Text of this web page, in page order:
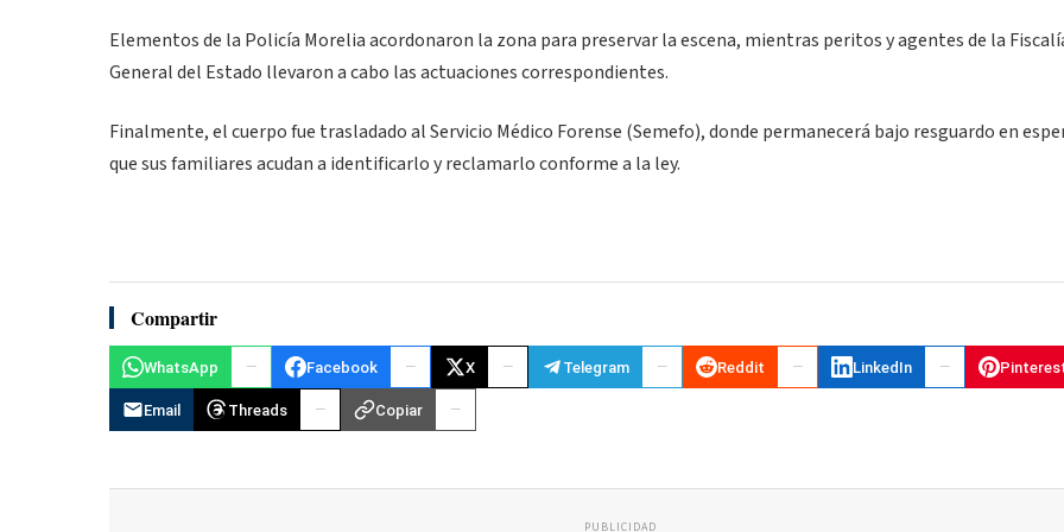
Elementos de la Policía Morelia acordonaron la zona para preservar la escena, mientras peritos y agentes de la
General del Estado llevaron a cabo las actuaciones correspondientes.
Finalmente, el cuerpo fue trasladado al Servicio Médico Forense (Semefo), donde permanecerá bajo resguardo en
que sus familiares acudan a identificarlo y reclamarlo conforme a la ley.
Compartir
WhatsApp Facebook X Telegram Reddit LinkedIn
Email Threads Copiar
PUBLICIDAD